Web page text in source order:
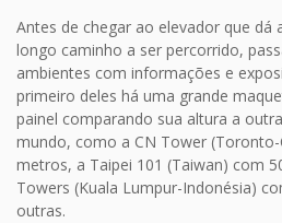
Antes de chegar ao elevador que dá
longo caminho a ser percorrido,
ambientes com informações e
primeiro deles há uma grande
painel comparando sua altura a
mundo, como a CN Tower
metros, a Taipei 101 (Taiwan) com
Towers (Kuala Lumpur-Indonésia)
outras.